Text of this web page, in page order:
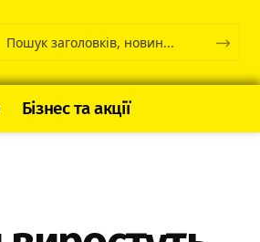
Бізнес та акції